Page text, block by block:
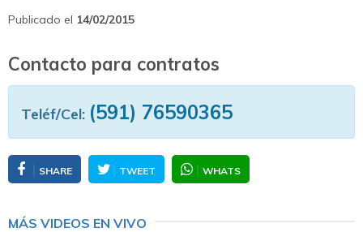
Publicado el 14/02/2015
Contacto para contratos
Teléf/Cel: (591) 76590365
SHARE TWEET WHATS
MÁS VIDEOS EN VIVO